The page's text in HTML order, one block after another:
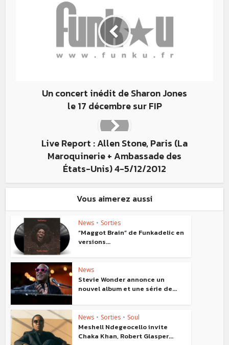
Un concert inédit de Sharon Jones
le 17 décembre sur FIP
Live Report : Allen Stone, Paris (La
Maroquinerie + Ambassade des
États-Unis) 4-5/12/2012
Vous aimerez aussi
News • Sorties
“Maggot Brain” de Funkadelic en
versions...
News
Stevie Wonder annonce un
nouvel album et une série de...
News • Sorties • Soul
Meshell Ndegeocello invite
Chaka Khan, Robert Glasper...